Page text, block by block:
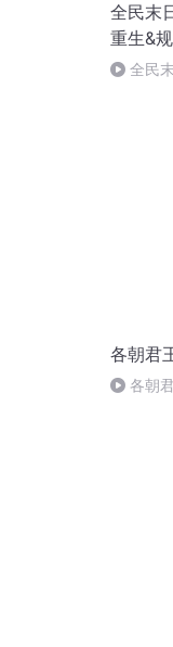
全民末
重生&
全民
各朝君
各朝